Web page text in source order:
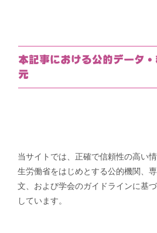
ー
本記事における公的データ
元
当サイトでは、正確で信頼性の高い
生労働省をはじめとする公的機関、
文、および学会のガイドラインに基
しています。